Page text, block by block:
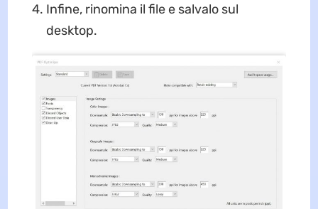
Infine, rinomina il file e salvalo sul
desktop.